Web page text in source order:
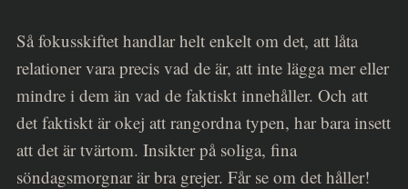
Så fokusskiftet handlar helt enkelt om det, att låta
relationer vara precis vad de är, att inte lägga mer eller
mindre i dem än vad de faktiskt innehåller. Och att
det faktiskt är okej att rangordna typen, har bara insett
att det är tvärtom. Insikter på soliga, fina
söndagsmorgnar är bra grejer. Får se om det håller!